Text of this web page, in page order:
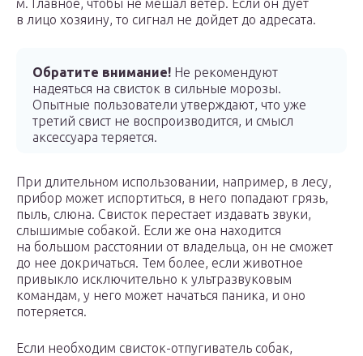
м. Главное, чтобы не мешал ветер. Если он дует
в лицо хозяину, то сигнал не дойдет до адресата.
Обратите внимание! Не рекомендуют
надеяться на свисток в сильные морозы.
Опытные пользователи утверждают, что уже
третий свист не воспроизводится, и смысл
аксессуара теряется.
При длительном использовании, например, в лесу,
прибор может испортиться, в него попадают грязь,
пыль, слюна. Свисток перестает издавать звуки,
слышимые собакой. Если же она находится
на большом расстоянии от владельца, он не сможет
до нее докричаться. Тем более, если животное
привыкло исключительно к ультразвуковым
командам, у него может начаться паника, и оно
потеряется.
Если необходим свисток-отпугиватель собак,